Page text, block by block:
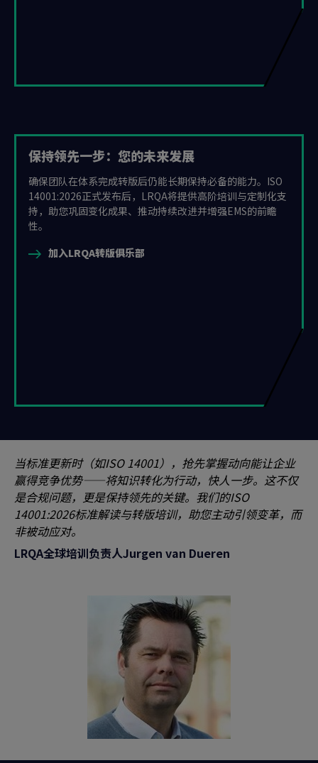
保持领先一步：您的未来发展
确保团队在体系完成转版后仍能长期保持必备的能力。ISO
14001:2026正式发布后，LRQA将提供高阶培训与定制化支
持，助您巩固变化成果、推动持续改进并增强EMS的前瞻
性。
加入LRQA转版俱乐部
当标准更新时（如ISO 14001），抢先掌握动向能让企业
赢得竞争优势——将知识转化为行动，快人一步。这不仅
是合规问题，更是保持领先的关键。我们的ISO
14001:2026标准解读与转版培训，助您主动引领变革，而
非被动应对。
LRQA全球培训负责人Jurgen van Dueren